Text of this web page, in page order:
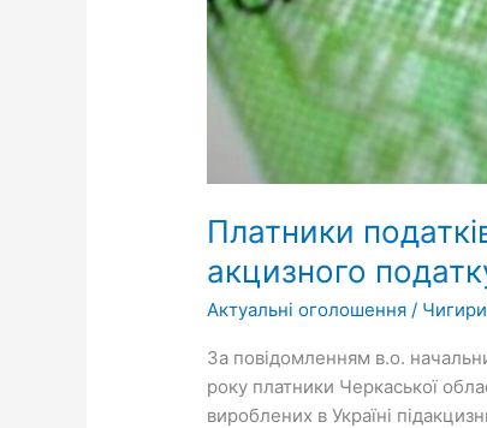
Платники
акцизного
Актуальні оголошення /
За повідомленням в.о.
року платники Черкаської
вироблених в Україні